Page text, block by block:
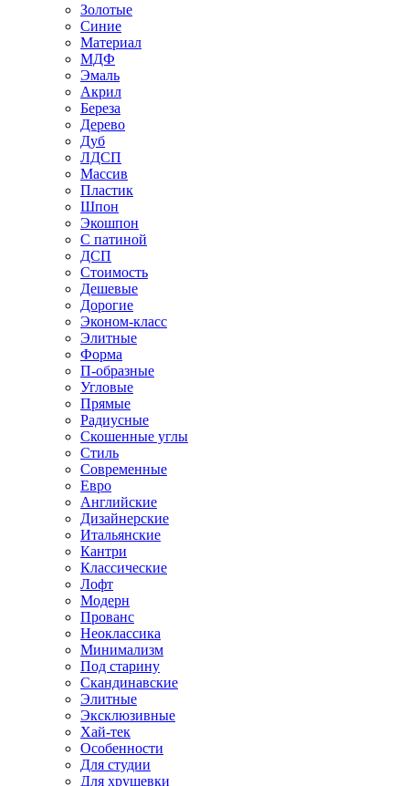
Золотые
Синие
Материал
МДФ
Эмаль
Акрил
Береза
Дерево
Дуб
ЛДСП
Массив
Пластик
Шпон
Экошпон
С патиной
ДСП
Стоимость
Дешевые
Дорогие
Эконом-класс
Элитные
Форма
П-образные
Угловые
Прямые
Радиусные
Скошенные углы
Стиль
Современные
Евро
Английские
Дизайнерские
Итальянские
Кантри
Классические
Лофт
Модерн
Прованс
Неоклассика
Минимализм
Под старину
Скандинавские
Элитные
Эксклюзивные
Хай-тек
Особенности
Для студии
Для хрущевки